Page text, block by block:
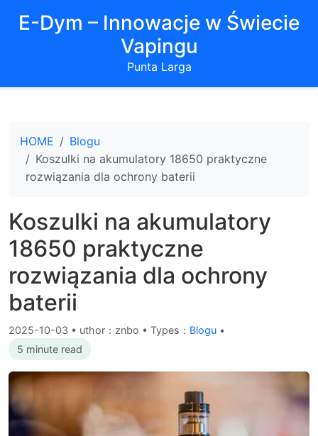
E-Dym – Innowacje w Świecie
Vapingu
Punta Larga
HOME
Blogu
Koszulki na akumulatory 18650 praktyczne
rozwiązania dla ochrony baterii
Koszulki na akumulatory
18650 praktyczne
rozwiązania dla ochrony
baterii
2025-10-03 • uthor：znbo • Types： Blogu •
5 minute read